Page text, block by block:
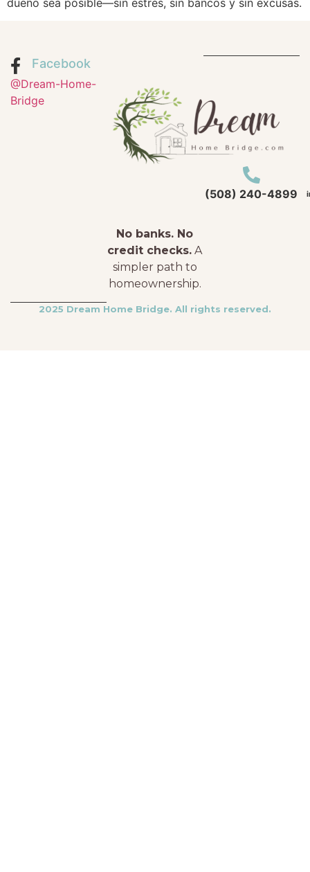
Facebook
@Dream-Home-
Bridge
No banks. No
credit checks. A
simpler path to
homeownership.
(508) 240-4899
2025 Dream Home Bridge. All rights reserved.